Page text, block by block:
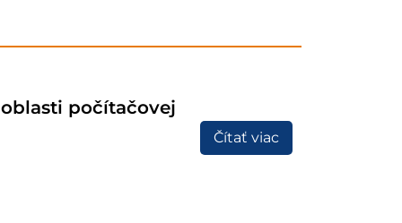
počítačovej
Čítať viac